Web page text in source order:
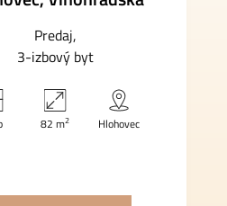
Predaj
3-izbový byt
82 m2 Hlohovec